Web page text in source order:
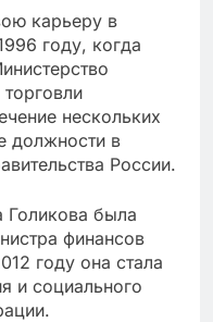
карьеру в
году, когда
нескольких
должности в
России.
Голикова была
финансов
году она стала
и социального